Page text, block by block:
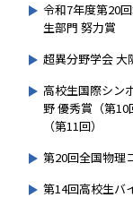
令和7年度第20
生部門 努力賞
超異分野学会
高校生国際シン
野 優秀賞（第
（第11回）
第20回全国物理
第14回高校生バ